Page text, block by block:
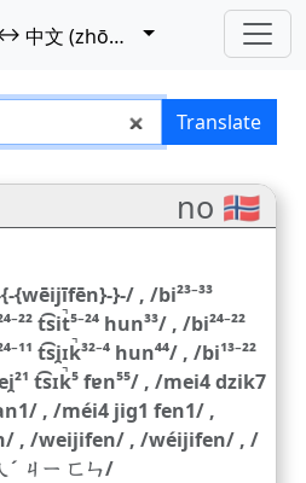
中文 (zhōngwén)
中文 Translate
no 🇳🇴
}-/ , /bi²³⁻³³
t͡sit̚⁵⁻²⁴ hun³³/ , /bi²⁴⁻²²
t͡si̯ɪk̚³²⁻⁴ hun⁴⁴/ , /bi¹³⁻²²
t͡sɪk̚⁵ fɐn⁵⁵/ , /mei4 dzik7
, /méi4 jig1 fen1/ ,
, /weijifen/ , /wéijifen/ , /
ˊ ㄐㄧ ㄈㄣ/